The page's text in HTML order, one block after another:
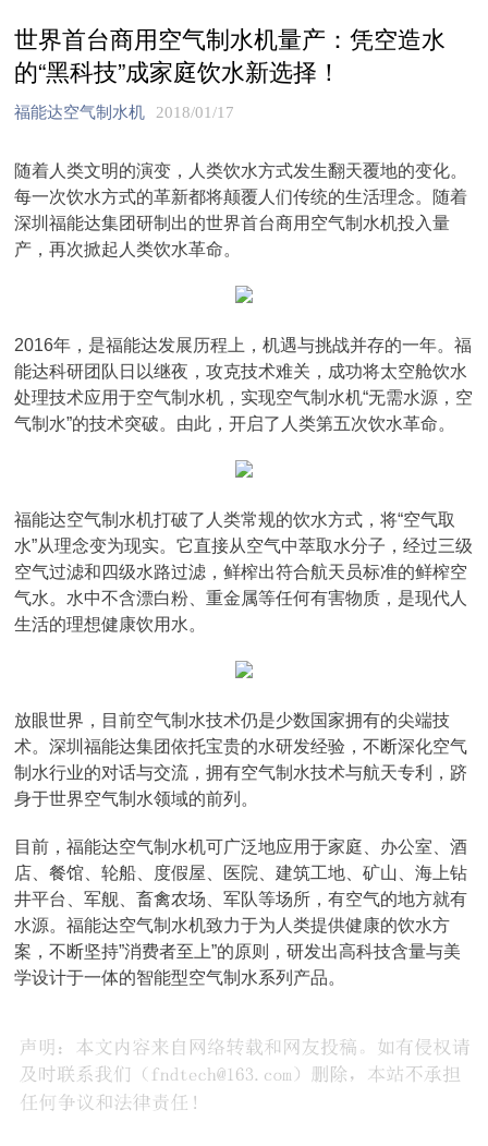
世界首台商用空气制水机量产：凭空造水
的“黑科技”成家庭饮水新选择！
福能达空气制水机 2018/01/17
随着人类文明的演变，人类饮水方式发生翻天覆地的变化。
每一次饮水方式的革新都将颠覆人们传统的生活理念。随着
深圳福能达集团研制出的世界首台商用空气制水机投入量
产，再次掀起人类饮水革命。
2016年，是福能达发展历程上，机遇与挑战并存的一年。福
能达科研团队日以继夜，攻克技术难关，成功将太空舱饮水
处理技术应用于空气制水机，实现空气制水机“无需水源，空
气制水”的技术突破。由此，开启了人类第五次饮水革命。
福能达空气制水机打破了人类常规的饮水方式，将“空气取
水”从理念变为现实。它直接从空气中萃取水分子，经过三级
空气过滤和四级水路过滤，鲜榨出符合航天员标准的鲜榨空
气水。水中不含漂白粉、重金属等任何有害物质，是现代人
生活的理想健康饮用水。
放眼世界，目前空气制水技术仍是少数国家拥有的尖端技
术。深圳福能达集团依托宝贵的水研发经验，不断深化空气
制水行业的对话与交流，拥有空气制水技术与航天专利，跻
身于世界空气制水领域的前列。
目前，福能达空气制水机可广泛地应用于家庭、办公室、酒
店、餐馆、轮船、度假屋、医院、建筑工地、矿山、海上钻
井平台、军舰、畜禽农场、军队等场所，有空气的地方就有
水源。福能达空气制水机致力于为人类提供健康的饮水方
案，不断坚持”消费者至上”的原则，研发出高科技含量与美
学设计于一体的智能型空气制水系列产品。